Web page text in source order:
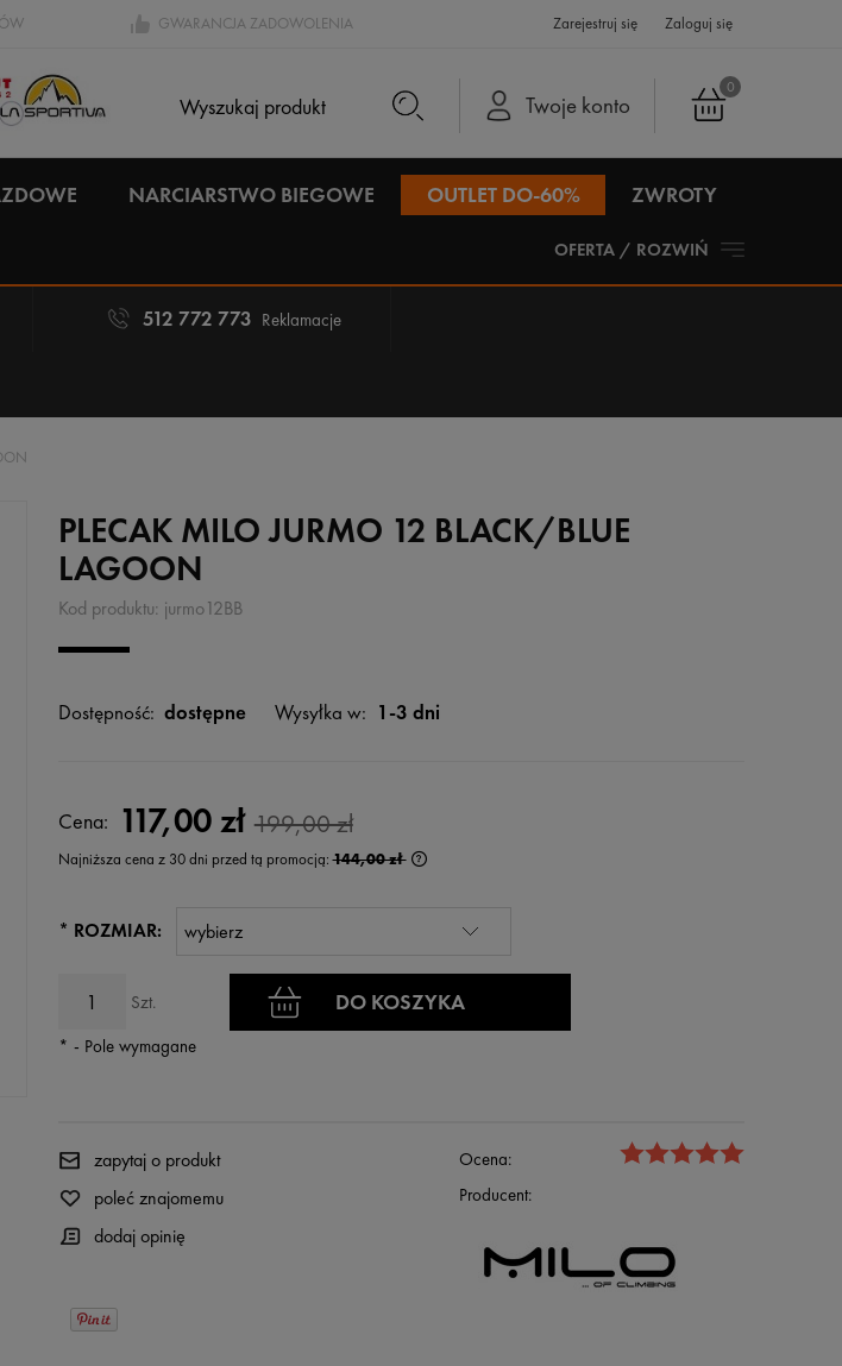
GWARANCJA ZADOWOLENIA Zarejestruj się Zaloguj się
0
Twoje konto
NARCIARSTWO BIEGOWE OUTLET DO-60% ZWROTY
OFERTA / ROZWIŃ
512 772 773 Reklamacje
PLECAK MILO JURMO 12 BLACK/BLUE
LAGOON
Kod produktu: jurmo12BB
Dostępność: dostępne Wysyłka w: 1-3 dni
Cena: 117,00 zł 199,00 zł
Najniższa cena z 30 dni przed tą promocją:144,00 zł
wyświetlana jest najniższa cena od momentu,
* ROZMIAR:
Szt. DO KOSZYKA
* - Pole wymagane
Ocena:
Producent:
zapytaj o produkt
poleć znajomemu
dodaj opinię